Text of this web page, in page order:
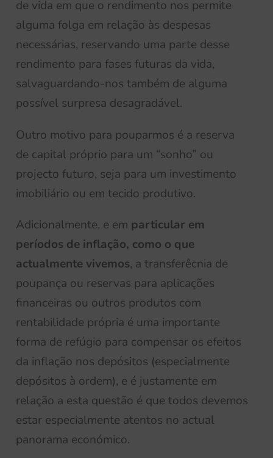
de vida em que o rendimento nos permite
alguma folga em relação às despesas
necessárias, reservando uma parte desse
rendimento para fases futuras da vida,
salvaguardando-nos também de alguma
possível surpresa desagradável.
Outro motivo para pouparmos é a reserva
de capital próprio para um “sonho” ou
projecto futuro, seja para um investimento
imobiliário ou em tecido produtivo.
Adicionalmente, e em particular em
períodos de inflação, como o que
actualmente vivemos, a transferêcnia de
poupança ou reservas para aplicações
financeiras ou outros produtos com
rentabilidade própria é uma importante
forma de refúgio para compensar os efeitos
da inflação nos depósitos (especialmente
depósitos à ordem), e é justamente em
relação a esta questão é que todos devemos
estar especialmente atentos no actual
panorama económico.